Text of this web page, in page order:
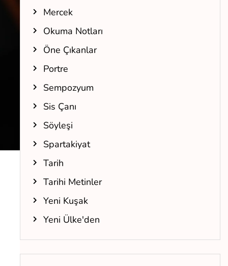
Mercek
Okuma Notları
Öne Çıkanlar
Portre
Sempozyum
Sis Çanı
Söyleşi
Spartakiyat
Tarih
Tarihi Metinler
Yeni Kuşak
Yeni Ülke'den